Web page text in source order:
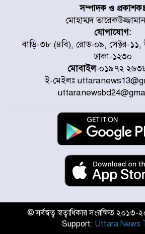
স্থাপনের উদ্যোগ
৭ জেলায় ঝোড়ো
শঙ্কা
বগুড়া ও সিলেটে
১৫
জুলাইয়ে
দুর্ঘটনায় ৪১৬
হারিয়ে যাওয়া
ফিরিয়ে প্রশংসায়
আজ থেকে উন্মুক্ত
সম্পাদক ও প্রকাশকঃ
মোহাম্মদ
যোগাযোগ:
বাড়ি-৩৮ (৪বি), রোড-০৯, সেক্টর-১১,
ঢাকা-১২৩০
মোবাইল-০১৯৭২
ই-মেইলঃ
© সর্বস্বত্ব স্বত্বাধিকার সংরক্ষিত
Support: Uttara News